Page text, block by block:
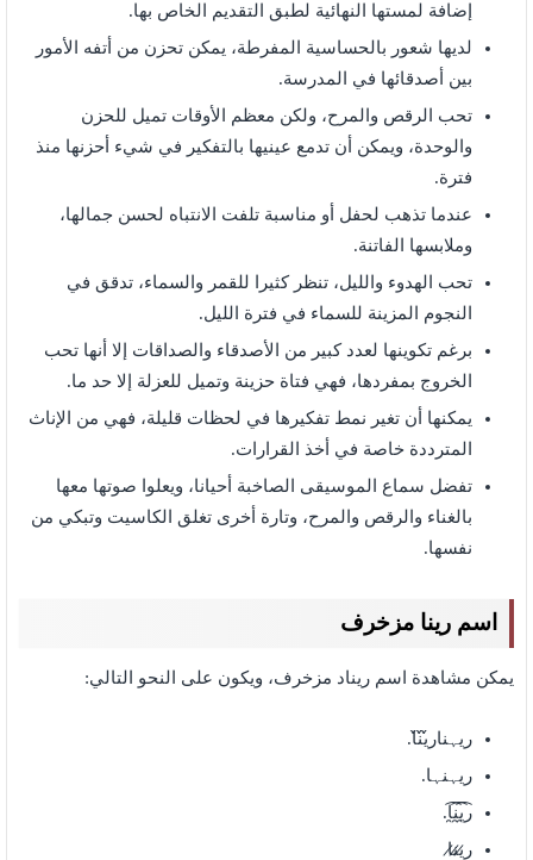
إضافة لمستها النهائية لطبق التقديم الخاص بها.
لديها شعور بالحساسية المفرطة، يمكن تحزن من أتفه الأمور
بين أصدقائها في المدرسة.
تحب الرقص والمرح، ولكن معظم الأوقات تميل للحزن
والوحدة، ويمكن أن تدمع عينيها بالتفكير في شيء أحزنها منذ
فترة.
عندما تذهب لحفل أو مناسبة تلفت الانتباه لحسن جمالها،
وملابسها الفاتنة.
تحب الهدوء والليل، تنظر كثيرا للقمر والسماء، تدقق في
النجوم المزينة للسماء في فترة الليل.
برغم تكوينها لعدد كبير من الأصدقاء والصداقات إلا أنها تحب
الخروج بمفردها، فهي فتاة حزينة وتميل للعزلة إلا حد ما.
يمكنها أن تغير نمط تفكيرها في لحظات قليلة، فهي من الإناث
المترددة خاصة في أخذ القرارات.
تفضل سماع الموسيقى الصاخبة أحيانا، ويعلوا صوتها معها
بالغناء والرقص والمرح، وتارة أخرى تغلق الكاسيت وتبكي من
نفسها.
اسم رينا مزخرف
يمكن مشاهدة اسم ريناد مزخرف، ويكون على النحو التالي:
ريہنار̀́ي̀́ن̀́ا.
ريہنہا.
ر̯͡ي̯͡ن̯͡ا.
ر̷ي̷ن̷ا